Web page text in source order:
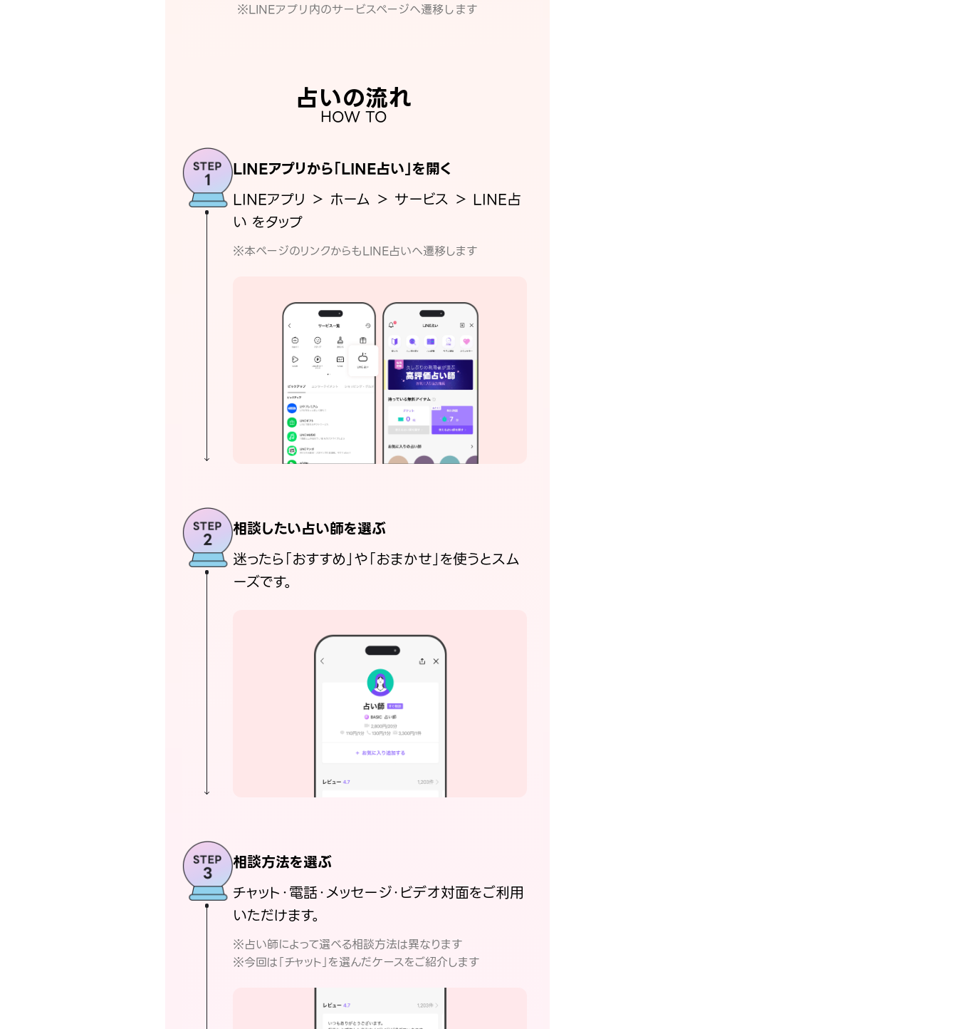
※LINEアプリ内のサービスページへ遷移します
占いの流れ
HOW TO
LINEアプリから「LINE占い」を開く
LINEアプリ ＞ ホーム ＞ サービス ＞ LINE占
い をタップ
※本ページのリンクからもLINE占いへ遷移します
相談したい占い師を選ぶ
迷ったら「おすすめ」や「おまかせ」を使うとスム
ーズです。
相談方法を選ぶ
チャット・電話・メッセージ・ビデオ対面をご利用
いただけます。
※占い師によって選べる相談方法は異なります
※今回は「チャット」を選んだケースをご紹介します